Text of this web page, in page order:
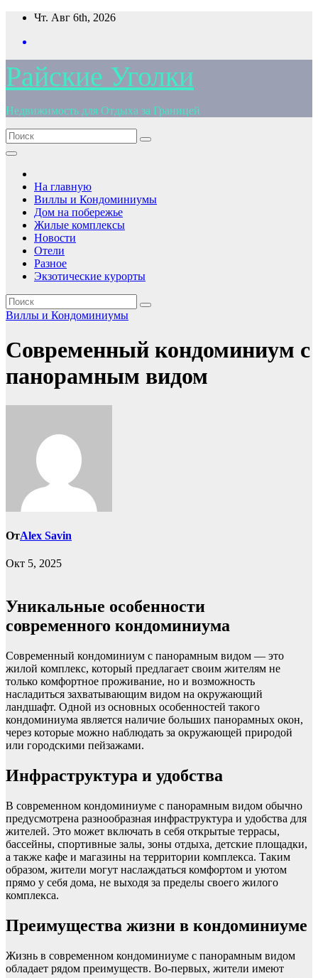
Перейти
содержимому
Чт. Авг 6th, 2026
Райские Уголки
Недвижимость для Отдыха за Границей
На главную
Виллы и Кондоминиумы
Дом на побережье
Жилые комплексы
Новости
Отели
Разное
Экзотические курорты
Виллы и Кондоминиумы
Современный кондоминиум с
панорамным видом
ОтAlex Savin
Окт 5, 2025
Уникальные особенности
современного кондоминиума
Современный кондоминиум с панорамным видом — это
жилой комплекс, который предлагает своим жителям не
только комфортное проживание, но и возможность
насладиться захватывающим видом на окружающий
ландшафт. Одной из основных особенностей такого
кондоминиума является наличие больших панорамных окон,
через которые можно наблюдать за окружающей природой
или городскими пейзажами.
Инфраструктура и удобства
В современном кондоминиуме с панорамным видом обычно
предусмотрена разнообразная инфраструктура и удобства для
жителей. Это может включать в себя открытые террасы,
бассейны, спортивные залы, зоны отдыха, детские площадки,
а также кафе и магазины на территории комплекса. Таким
образом, жители могут наслаждаться комфортом и уютом
прямо у себя дома, не выходя за пределы своего жилого
комплекса.
Преимущества жизни в кондоминиуме
Жизнь в современном кондоминиуме с панорамным видом
обладает рядом преимуществ. Во-первых, жители имеют